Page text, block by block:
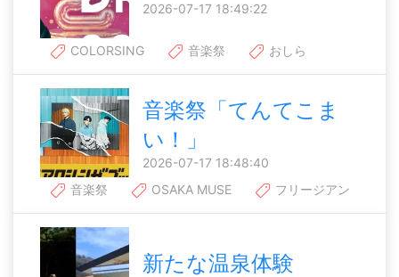
2026-07-17 18:49:22
COLORSING 音楽祭 おしら
音楽祭「てんてこま
い！」
2026-07-17 18:48:40
音楽祭
OSAKA MUSE フリージアン
新たな温泉体験